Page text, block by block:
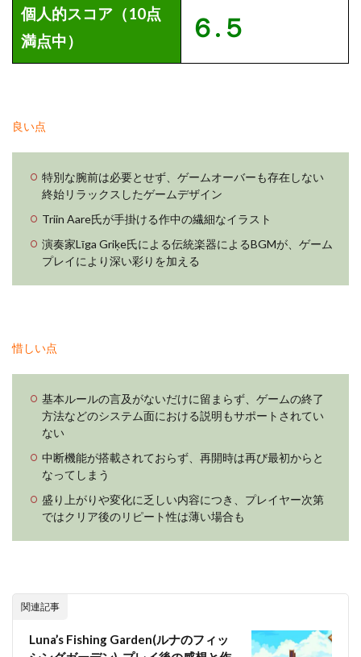
個人的スコア（10点
満点中）
６.５
良い点
特別な腕前は必要とせず、ゲームオーバーも存在しない
終始リラックスしたゲームデザイン
Triin Aare氏が手掛ける作中の繊細なイラスト
演奏家Līga Griķe氏による伝統楽器によるBGMが、ゲーム
プレイにより深い彩りを加える
惜しい点
基本ルールの言及がないだけに留まらず、ゲームの終了
方法などのシステム面における説明もサポートされてい
ない
中断機能が搭載されておらず、再開時は再び最初からと
なってしまう
盛り上がりや変化に乏しい内容につき、プレイヤー次第
ではクリア後のリピート性は薄い場合も
関連記事
Luna’s Fishing Garden(ルナのフィッ